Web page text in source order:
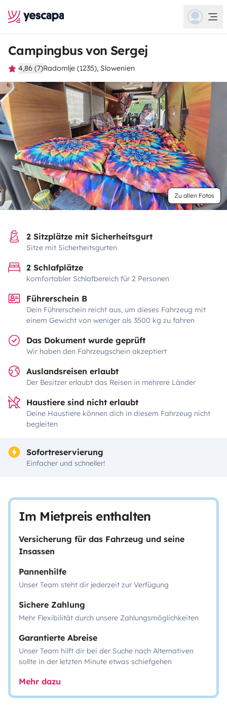
Campingbus von Sergej
4,86 (7)Radomlje (1235), Slowenien
Zu allen Fotos
2 Sitzplätze mit Sicherheitsgurt
Sitze mit Sicherheitsgurten
2 Schlafplätze
komfortabler Schlafbereich für 2 Personen
Führerschein B
Dein Führerschein reicht aus, um dieses Fahrzeug mit
einem Gewicht von weniger als 3500 kg zu fahren
Das Dokument wurde geprüft
Wir haben den Fahrzeugschein akzeptiert
Auslandsreisen erlaubt
Der Besitzer erlaubt das Reisen in mehrere Länder
Haustiere sind nicht erlaubt
Deine Haustiere können dich in diesem Fahrzeug nicht
begleiten
Sofortreservierung
Einfacher und schneller!
Im Mietpreis enthalten
Versicherung für das Fahrzeug und seine
Insassen
Pannenhilfe
Unser Team steht dir jederzeit zur Verfügung
Sichere Zahlung
Mehr Flexibilität durch unsere Zahlungsmöglichkeiten
Garantierte Abreise
Unser Team hilft dir bei der Suche nach Alternativen
sollte in der letzten Minute etwas schiefgehen
Mehr dazu